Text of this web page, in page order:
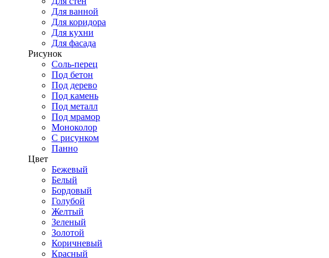
Для ванной
Для коридора
Для кухни
Для фасада
Рисунок
Соль-перец
Под бетон
Под дерево
Под камень
Под металл
Под мрамор
Моноколор
С рисунком
Панно
Цвет
Бежевый
Белый
Бордовый
Голубой
Желтый
Зеленый
Золотой
Коричневый
Красный